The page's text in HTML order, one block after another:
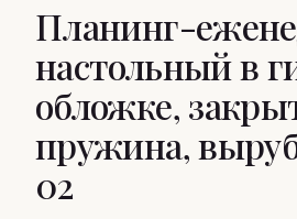
Планинг-
настольный в
обложке,
пружина,
02